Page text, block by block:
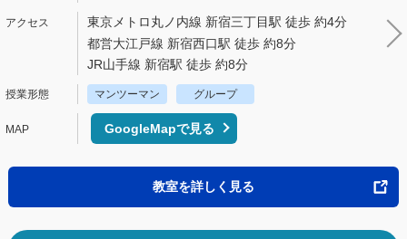
東京メトロ丸ノ内線 新宿三丁目駅 徒歩 約4分
都営大江戸線 新宿西口駅 徒歩 約8分
JR山手線 新宿駅 徒歩 約8分
マンツーマン グループ
GoogleMapで見る
教室を詳しく見る